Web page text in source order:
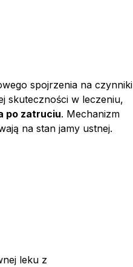
spojrzenia na czynniki
skuteczności w leczeniu,
po zatruciu. Mechanizm
na stan jamy ustnej.
leku z